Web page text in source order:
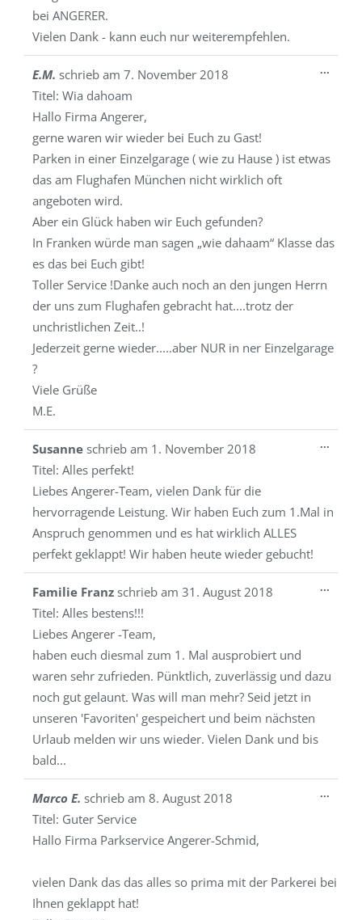
bei ANGERER.
Vielen Dank - kann euch nur weiterempfehlen.
E.M. schrieb am 7. November 2018
Titel: Wia dahoam
Hallo Firma Angerer,
gerne waren wir wieder bei Euch zu Gast!
Parken in einer Einzelgarage ( wie zu Hause ) ist etwas
das am Flughafen München nicht wirklich oft
angeboten wird.
Aber ein Glück haben wir Euch gefunden?
In Franken würde man sagen „wie dahaam“ Klasse das
es das bei Euch gibt!
Toller Service !Danke auch noch an den jungen Herrn
der uns zum Flughafen gebracht hat....trotz der
unchristlichen Zeit..!
Jederzeit gerne wieder.....aber NUR in ner Einzelgarage
?
Viele Grüße
M.E.
...
Susanne schrieb am 1. November 2018
Titel: Alles perfekt!
Liebes Angerer-Team, vielen Dank für die
hervorragende Leistung. Wir haben Euch zum 1.Mal in
Anspruch genommen und es hat wirklich ALLES
perfekt geklappt! Wir haben heute wieder gebucht!
...
Familie Franz schrieb am 31. August 2018
Titel: Alles bestens!!!
Liebes Angerer -Team,
haben euch diesmal zum 1. Mal ausprobiert und
waren sehr zufrieden. Pünktlich, zuverlässig und dazu
noch gut gelaunt. Was will man mehr? Seid jetzt in
unseren 'Favoriten' gespeichert und beim nächsten
Urlaub melden wir uns wieder. Vielen Dank und bis
bald...
...
Marco E. schrieb am 8. August 2018
Titel: Guter Service
Hallo Firma Parkservice Angerer-Schmid,
vielen Dank das das alles so prima mit der Parkerei bei
Ihnen geklappt hat!
...